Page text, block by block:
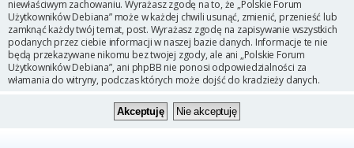
niewłaściwym zachowaniu. Wyrażasz zgodę na to, że „Polskie Forum
Użytkowników Debiana” może w każdej chwili usunąć, zmienić, przenieść lub
zamknąć każdy twój temat, post. Wyrażasz zgodę na zapisywanie wszystkich
podanych przez ciebie informacji w naszej bazie danych. Informacje te nie
będą przekazywane nikomu bez twojej zgody, ale ani „Polskie Forum
Użytkowników Debiana”, ani phpBB nie ponosi odpowiedzialności za
włamania do witryny, podczas których może dojść do kradzieży danych.